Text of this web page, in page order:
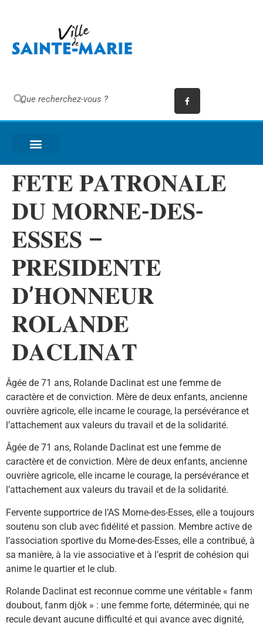
𝐅𝐄𝐓𝐄 𝐏𝐀𝐓𝐑𝐎𝐍𝐀𝐋𝐄
𝐃𝐔 𝐌𝐎𝐑𝐍𝐄-𝐃𝐄𝐒-
𝐄𝐒𝐒𝐄𝐒 –
𝐏𝐑𝐄𝐒𝐈𝐃𝐄𝐍𝐓𝐄
𝐃’𝐇𝐎𝐍𝐍𝐄𝐔𝐑
𝐑𝐎𝐋𝐀𝐍𝐃𝐄
𝐃𝐀𝐂𝐋𝐈𝐍𝐀𝐓
Âgée de 71 ans, Rolande Daclinat est une femme de
caractère et de conviction. Mère de deux enfants, ancienne
ouvrière agricole, elle incarne le courage, la persévérance et
l’attachement aux valeurs du travail et de la solidarité.
Âgée de 71 ans, Rolande Daclinat est une femme de
caractère et de conviction. Mère de deux enfants, ancienne
ouvrière agricole, elle incarne le courage, la persévérance et
l’attachement aux valeurs du travail et de la solidarité.
Fervente supportrice de l’AS Morne-des-Esses, elle a toujours
soutenu son club avec fidélité et passion. Membre active de
l’association sportive du Morne-des-Esses, elle a contribué, à
sa manière, à la vie associative et à l’esprit de cohésion qui
anime le quartier et le club.
Rolande Daclinat est reconnue comme une véritable « fanm
doubout, fanm djòk » : une femme forte, déterminée, qui ne
recule devant aucune difficulté et qui avance avec dignité,